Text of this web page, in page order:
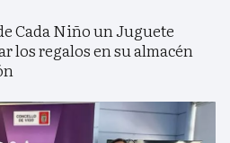
Cada Niño un Juguete
los regalos en su almacén